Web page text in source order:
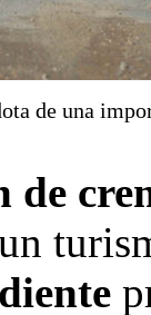
de una
de